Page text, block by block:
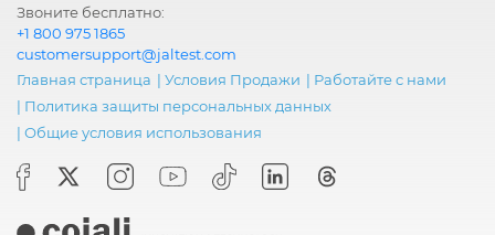
Звоните бесплатно:
+1 800 975 1865
customersupport@jaltest.com
Главная страница | Условия Продажи | Работайте с нами
| Политика защиты персональных данных
| Общие условия использования